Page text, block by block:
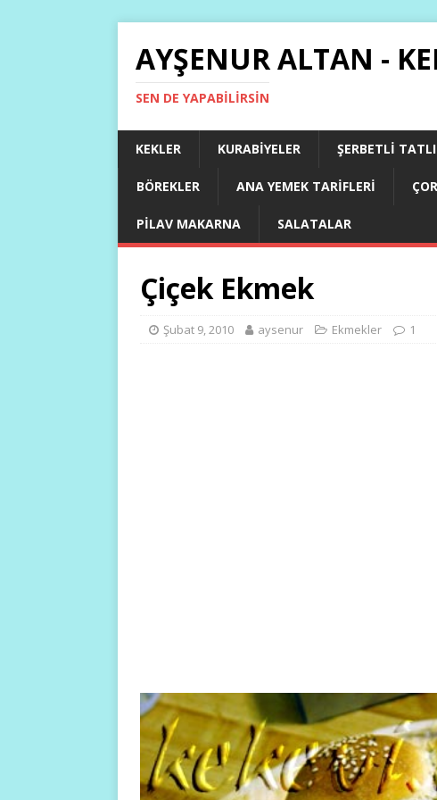
AYŞENUR ALTAN -
SEN DE YAPABILIRSIN
KEKLER KURABIYELER ŞERBETLI
BÖREKLER ANA YEMEK TARIFLERI
PILAV MAKARNA SALATALAR
Çiçek Ekmek
Şubat 9, 2010 aysenur Ekmekler 1